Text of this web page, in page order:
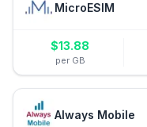
MicroESIM
$13.88
per GB
Always Mobile